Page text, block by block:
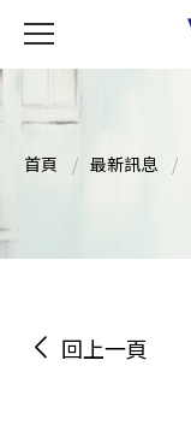
首頁 最新訊息
回上一頁